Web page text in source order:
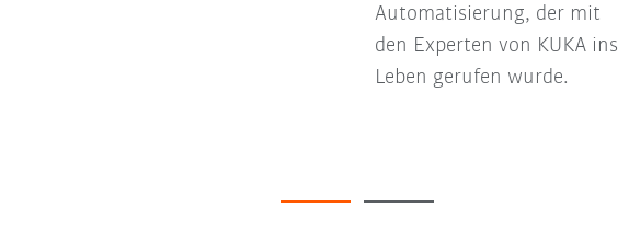
Automatisierung, der mit
den Experten von KUKA ins
Leben gerufen wurde.